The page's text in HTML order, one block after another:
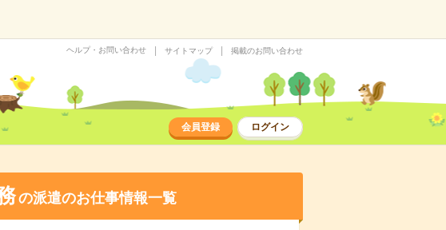
ヘルプ・お問い合わせ サイトマップ 掲載のお問い合わせ
会員登録 ログイン
の派遣のお仕事情報一覧